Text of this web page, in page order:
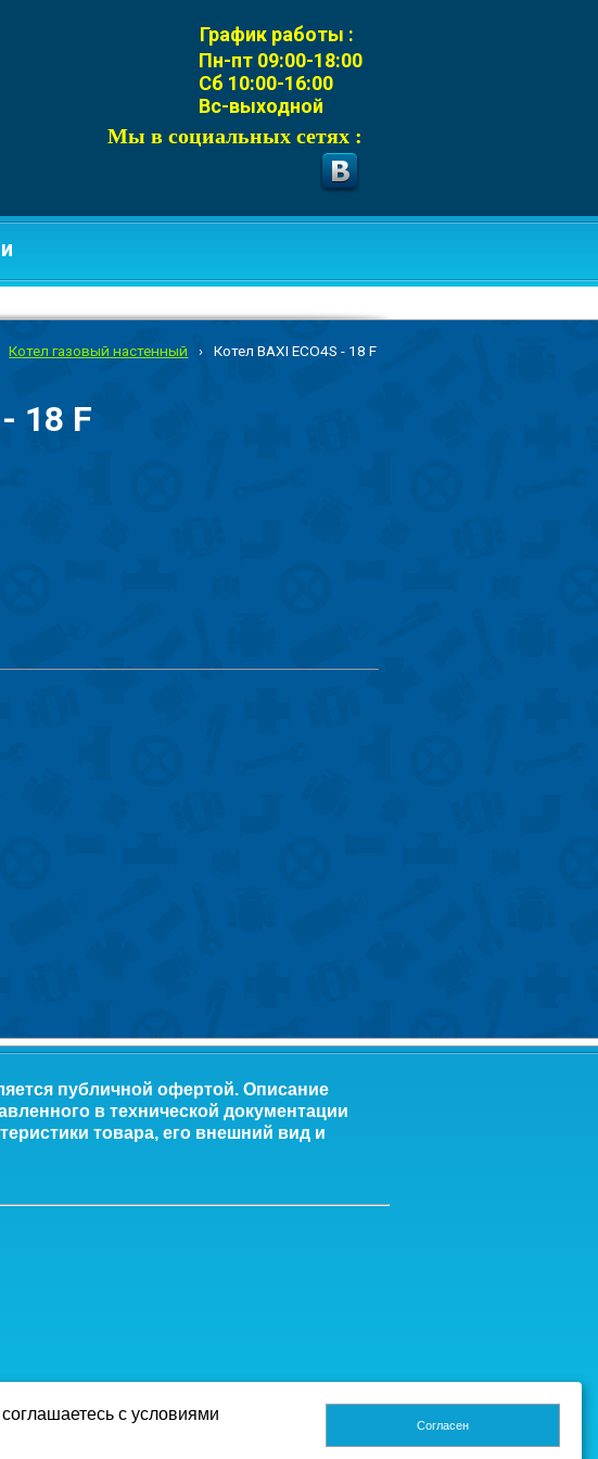
Мы в социальных сетях :
График работы :
Пн-пт 09:00-18:00
Сб 10:00-16:00
Вс-выходной
Котел газовый настенный › Котел BAXI ECO4S - 18 F
18 F
публичной офертой. Описание
в технической документации
товара, его внешний вид и
с условиями
Согласен